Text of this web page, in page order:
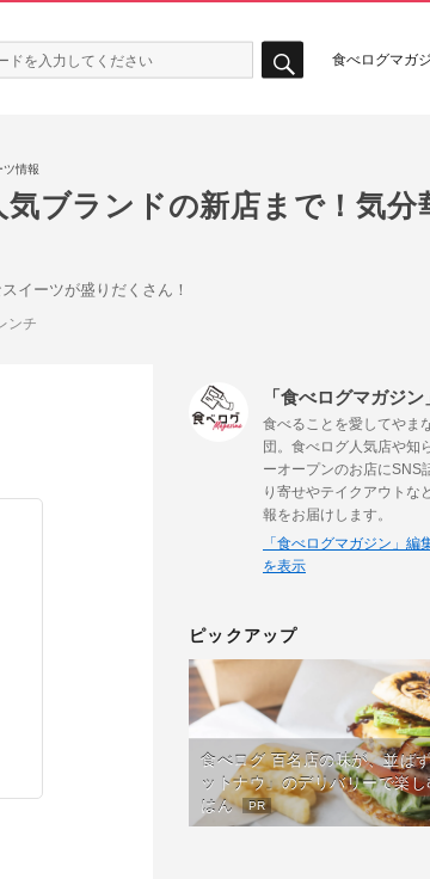
食べログマガ
ツ情報
ブランドの新店まで！気分
イーツが盛りだくさん！
ンチ
「食べログマガジ
食べることを愛してやま
団。食べログ人気店や知
ーオープンのお店にSNS
り寄せやテイクアウトな
報をお届けします。
「食べログマガジン」編
を表示
ピックアップ
食べログ 百名店の味が、並ば
ットナウ」のデリバリーで楽
はん
PR